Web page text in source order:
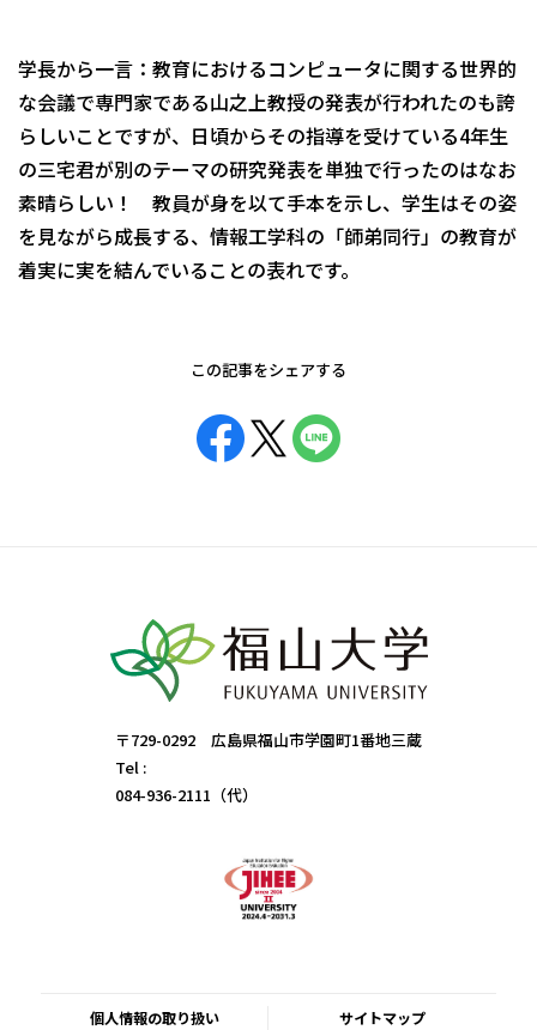
学長から一言：教育におけるコンピュータに関する世界的
な会議で専門家である山之上教授の発表が行われたのも誇
らしいことですが、日頃からその指導を受けている4年生
の三宅君が別のテーマの研究発表を単独で行ったのはなお
素晴らしい！ 教員が身を以て手本を示し、学生はその姿
を見ながら成長する、情報工学科の「師弟同行」の教育が
着実に実を結んでいることの表れです。
この記事をシェアする
〒729-0292 広島県福山市学園町1番地三蔵
Tel :
084-936-2111（代）
個人情報の取り扱い サイトマップ